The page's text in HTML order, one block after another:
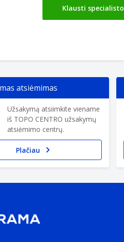
Klausti specialisto
atsiėmimas
Užsakymą atsiimkite viename
iš TOPO CENTRO užsakymų
atsiėmimo centrų.
Plačiau